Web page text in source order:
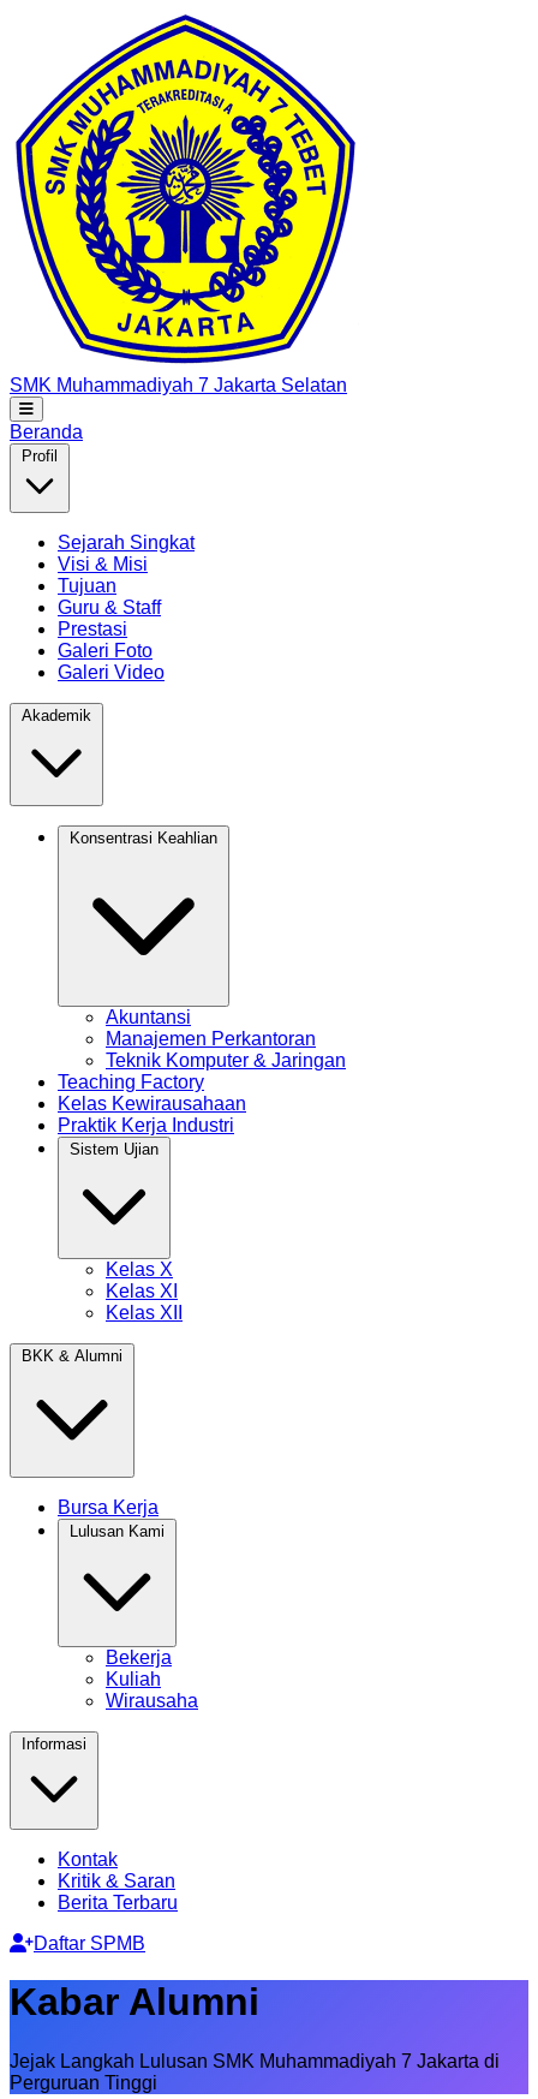
SMK Muhammadiyah 7 Jakarta Selatan
Beranda
Sejarah Singkat
Visi & Misi
Tujuan
Guru & Staff
Prestasi
Galeri Foto
Galeri Video
Akuntansi
Manajemen Perkantoran
Teknik Komputer & Jaringan
Teaching Factory
Kelas Kewirausahaan
Praktik Kerja Industri
Kelas X
Kelas XI
Kelas XII
Bursa Kerja
Bekerja
Kuliah
Wirausaha
Kontak
Kritik & Saran
Berita Terbaru
Daftar SPMB
Kabar Alumni
Jejak Langkah Lulusan SMK Muhammadiyah 7 Jakarta di
Perguruan Tinggi